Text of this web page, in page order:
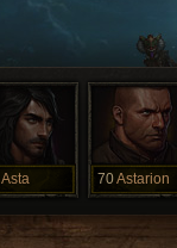
Asta 70Astarion